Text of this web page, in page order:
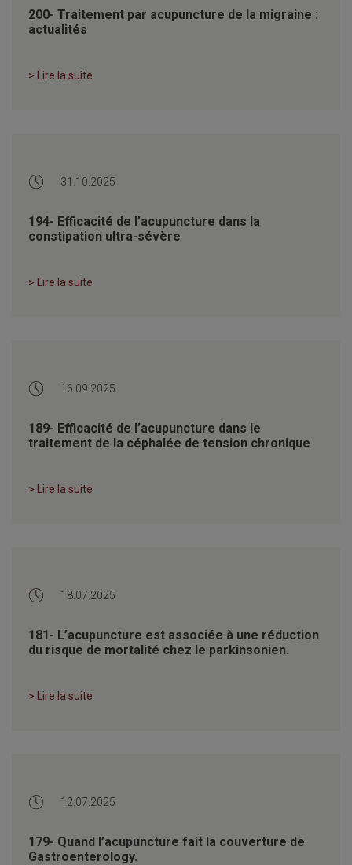
200- Traitement par acupuncture de la migraine :
actualités
> Lire la suite
31.10.2025
194- Efficacité de l’acupuncture dans la
constipation ultra-sévère
> Lire la suite
16.09.2025
189- Efficacité de l’acupuncture dans le
traitement de la céphalée de tension chronique
> Lire la suite
18.07.2025
181- L’acupuncture est associée à une réduction
du risque de mortalité chez le parkinsonien.
> Lire la suite
12.07.2025
179- Quand l’acupuncture fait la couverture de
Gastroenterology.